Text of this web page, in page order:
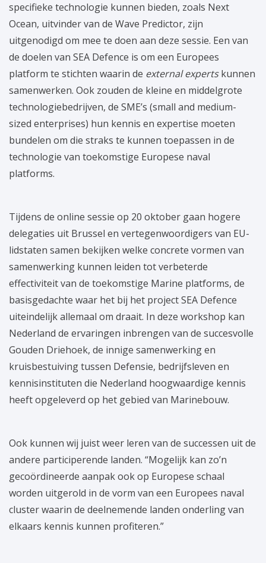
specifieke technologie kunnen bieden, zoals Next
Ocean, uitvinder van de Wave Predictor, zijn
uitgenodigd om mee te doen aan deze sessie. Een van
de doelen van SEA Defence is om een Europees
platform te stichten waarin de external expertskunnen
samenwerken. Ook zouden de kleine en middelgrote
technologiebedrijven, de SME’s (small and medium-
sized enterprises) hun kennis en expertise moeten
bundelen om die straks te kunnen toepassen in de
technologie van toekomstige Europese naval
platforms.
Tijdens de online sessie op 20 oktober gaan hogere
delegaties uit Brussel en vertegenwoordigers van EU-
lidstaten samen bekijken welke concrete vormen van
samenwerking kunnen leiden tot verbeterde
effectiviteit van de toekomstige Marine platforms, de
basisgedachte waar het bij het project SEA Defence
uiteindelijk allemaal om draait. In deze workshop kan
Nederland de ervaringen inbrengen van de succesvolle
Gouden Driehoek, de innige samenwerking en
kruisbestuiving tussen Defensie, bedrijfsleven en
kennisinstituten die Nederland hoogwaardige kennis
heeft opgeleverd op het gebied van Marinebouw.
Ook kunnen wij juist weer leren van de successen uit de
andere participerende landen. “Mogelijk kan zo’n
gecoördineerde aanpak ook op Europese schaal
worden uitgerold in de vorm van een Europees naval
cluster waarin de deelnemende landen onderling van
elkaars kennis kunnen profiteren.”